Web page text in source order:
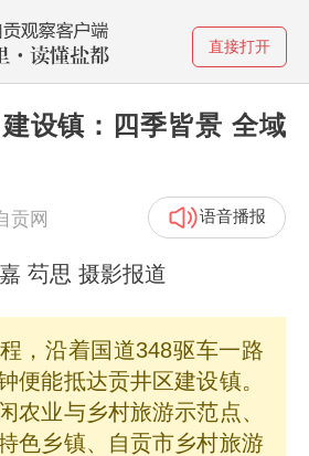
直接打开
建设镇：四季皆景 全域
贡网 语音播报
芶思 摄影报道
，沿着国道348驱车一路
便能抵达贡井区建设镇。
农业与乡村旅游示范点、
色乡镇、自贡市乡村旅游